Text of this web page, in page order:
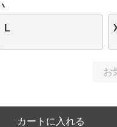
L
お
カートに入れる